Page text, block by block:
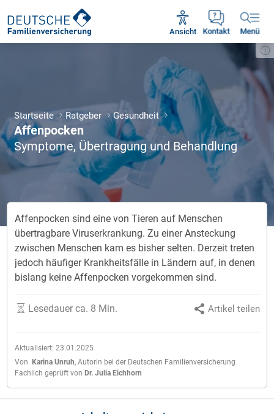
Kontakt
Ansicht Menü
Mo - Fr 09:00 - 18:30 Uhr
Startseite Ratgeber Gesundheit
Affenpocken
Symptome, Übertragung und Behandlung
Affenpocken sind eine von Tieren auf Menschen
übertragbare Viruserkrankung. Zu einer Ansteckung
zwischen Menschen kam es bisher selten. Derzeit treten
jedoch häufiger Krankheitsfälle in Ländern auf, in denen
bislang keine Affenpocken vorgekommen sind.
Aktualisiert: 23.01.2025
Von
Karina Unruh, Autorin bei der Deutschen Familienversicherung
Fachlich geprüft von Dr. Julia Eichhorn
Lesedauer ca. 8 Min. Artikel teilen